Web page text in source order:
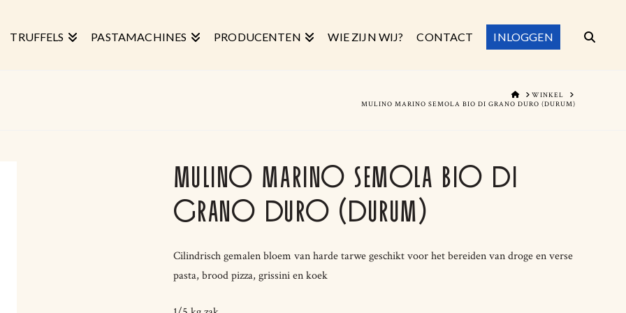
TRUFFELS PASTAMACHINES PRODUCENTEN WIE ZIJN WIJ? CONTACT INLOGGEN
HOMEWINKEL
MULINO MARINO SEMOLA BIO DI GRANO DURO (DURUM)
MULINO MARINO SEMOLA BIO DI
GRANO DURO (DURUM)
Cilindrisch gemalen bloem van harde tarwe geschikt voor het bereiden van droge en verse
pasta, brood pizza, grissini en koek